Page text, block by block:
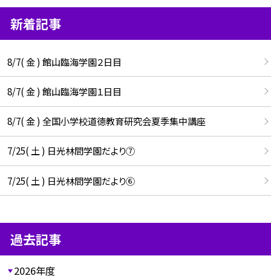
新着記事
8/7( 金 ) 館山臨海学園２日目
8/7( 金 ) 館山臨海学園１日目
8/7( 金 ) 全国小学校道徳教育研究会夏季集中講座
7/25( 土 ) 日光林間学園だより⑦
7/25( 土 ) 日光林間学園だより⑥
過去記事
2026年度